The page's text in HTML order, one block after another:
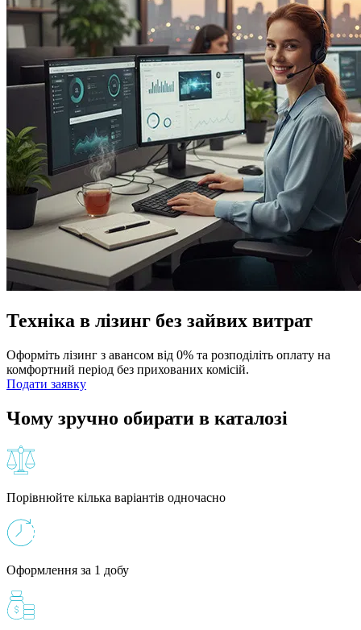
Техніка в лізинг без зайвих витрат
Оформіть лізинг з авансом від 0% та розподіліть оплату на
комфортний період без прихованих комісій.
Подати заявку
Чому зручно обирати в каталозі
Порівнюйте кілька варіантів одночасно
Оформлення за 1 добу